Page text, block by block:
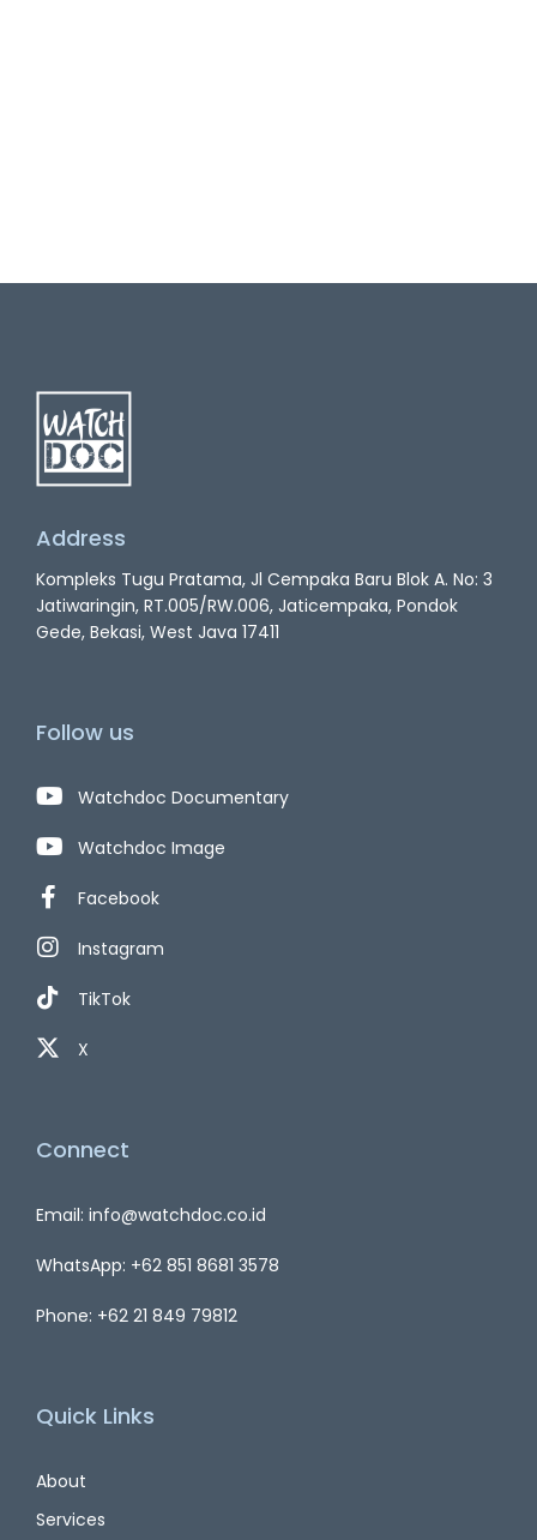
Address
Kompleks Tugu Pratama, Jl Cempaka Baru Blok A. No: 3
Jatiwaringin, RT.005/RW.006, Jaticempaka, Pondok
Gede, Bekasi, West Java 17411
Follow us
Watchdoc Documentary
Watchdoc Image
Facebook
Instagram
TikTok
X
Connect
Email: info@watchdoc.co.id
WhatsApp: +62 851 8681 3578
Phone: +62 21 849 79812
Quick Links
About
Services